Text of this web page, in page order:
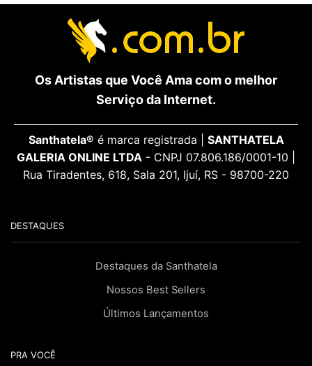
Os Artistas que Você Ama com o melhor
Serviço da Internet.
Santhatela® é marca registrada | SANTHATELA
GALERIA ONLINE LTDA - CNPJ 07.806.186/0001-10 |
Rua Tiradentes, 618, Sala 201, Ijuí, RS - 98700-220
DESTAQUES
Destaques da Santhatela
Nossos Best Sellers
Últimos Lançamentos
PRA VOCÊ